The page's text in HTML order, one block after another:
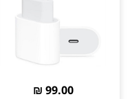
99.00 ₪